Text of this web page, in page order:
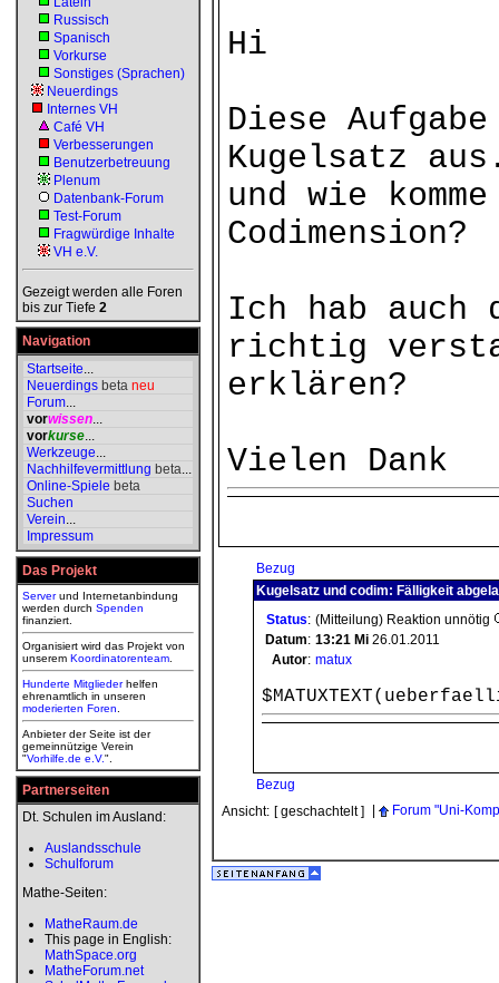
Russisch
Spanisch
Vorkurse
Sonstiges (Sprachen)
Neuerdings
Internes VH
Café VH
Verbesserungen
Benutzerbetreuung
Plenum
Datenbank-Forum
Test-Forum
Fragwürdige Inhalte
VH e.V.
Gezeigt werden alle Foren
bis zur Tiefe 2
Navigation
Startseite...
Neuerdings beta neu
Forum...
vorwissen...
vorkurse...
Werkzeuge...
Nachhilfevermittlung beta...
Online-Spiele beta
Suchen
Verein...
Impressum
Das Projekt
Serverund Internetanbindung
werden durch Spenden
finanziert.
Organisiert wird das Projekt von
unserem Koordinatorenteam
Hunderte Mitgliederhelfen
ehrenamtlich in unseren
moderierten Foren
Anbieter der Seite ist der
gemeinnützige Verein
"Vorhilfe.de e.V.".
Partnerseiten
Dt. Schulen im Ausland:
Auslandsschule
Schulforum
Mathe-Seiten:
MatheRaum.de
This page in English:
MathSpace.org
MatheForum.net
Hi
Diese
Kugelsatz
und wie
Codimension?
Ich hab auch
richtig
erklären?
Vielen Dank
Bezug
Kugelsatz und codim: Fälligkeit
Status: (Mitteilung) Reaktion unnötig
Datum: 13:21 Mi 26.01.2011
Autor: matux
Bezug
Ansicht: [ geschachtelt ] Forum "Uni-